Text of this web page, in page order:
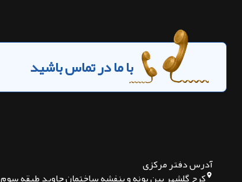
با ما در تماس باشید
آدرس دفتر مرکزی